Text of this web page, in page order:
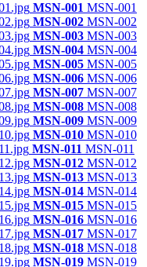
MSN-001 MSN-001
MSN-002 MSN-002
MSN-003 MSN-003
MSN-004 MSN-004
MSN-005 MSN-005
MSN-006 MSN-006
MSN-007 MSN-007
MSN-008 MSN-008
MSN-009 MSN-009
MSN-010 MSN-010
MSN-011 MSN-011
MSN-012 MSN-012
MSN-013 MSN-013
MSN-014 MSN-014
MSN-015 MSN-015
MSN-016 MSN-016
MSN-017 MSN-017
MSN-018 MSN-018
MSN-019 MSN-019